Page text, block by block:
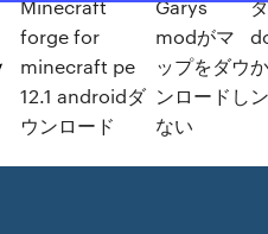
Minecraft
forge for
minecraft pe
12.1 androidダ
ウンロード
Garys
modがマ
ップをダウ
ンロードし
ない